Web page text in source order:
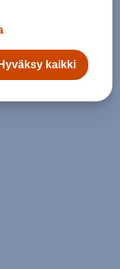
Hyväksy kaikki